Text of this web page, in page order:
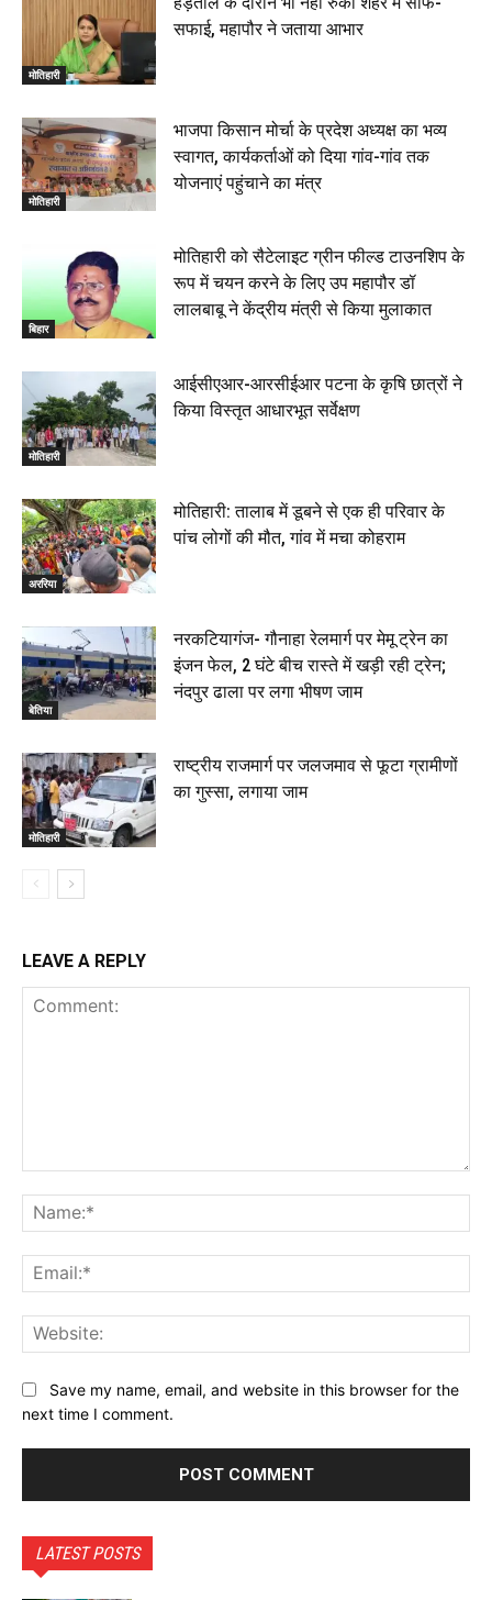
मोतिहारी
सफाई, महापौर ने जताया आभार
मोतिहारी
भाजपा किसान मोर्चा के प्रदेश अध्यक्ष का भव्य
स्वागत, कार्यकर्ताओं को दिया गांव-गांव तक
योजनाएं पहुंचाने का मंत्र
बिहार
मोतिहारी को सैटेलाइट ग्रीन फील्ड टाउनशिप के
रूप में चयन करने के लिए उप महापौर डॉ
लालबाबू ने केंद्रीय मंत्री से किया मुलाकात
मोतिहारी
आईसीएआर-आरसीईआर पटना के कृषि छात्रों ने
किया विस्तृत आधारभूत सर्वेक्षण
अररिया
मोतिहारी: तालाब में डूबने से एक ही परिवार के
पांच लोगों की मौत, गांव में मचा कोहराम
बेतिया
नरकटियागंज- गौनाहा रेलमार्ग पर मेमू ट्रेन का
इंजन फेल, 2 घंटे बीच रास्ते में खड़ी रही ट्रेन;
नंदपुर ढाला पर लगा भीषण जाम
मोतिहारी
राष्ट्रीय राजमार्ग पर जलजमाव से फूटा ग्रामीणों
का गुस्सा, लगाया जाम
LEAVE A REPLY
Save my name, email, and website in this browser for the
next time I comment.
LATEST POSTS